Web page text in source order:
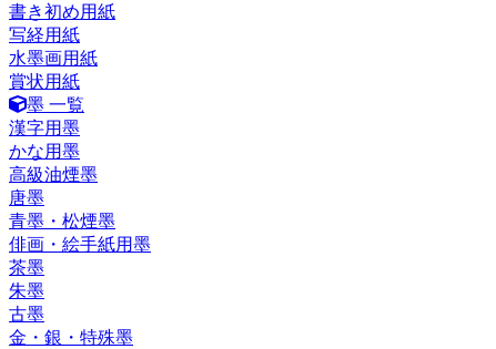
書き初め用紙
写経用紙
水墨画用紙
賞状用紙
墨 一覧
漢字用墨
かな用墨
高級油煙墨
唐墨
青墨・松煙墨
俳画・絵手紙用墨
茶墨
朱墨
古墨
金・銀・特殊墨